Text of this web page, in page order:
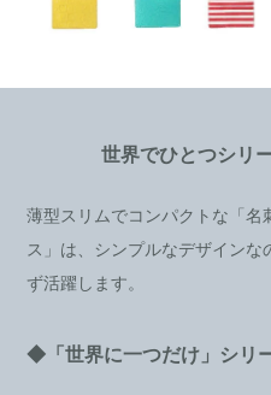
世界でひとつシリ
薄型スリムでコンパクトな「名
ス」は、シンプルなデザイン
ず活躍します。
◆「世界に一つだけ」シリ